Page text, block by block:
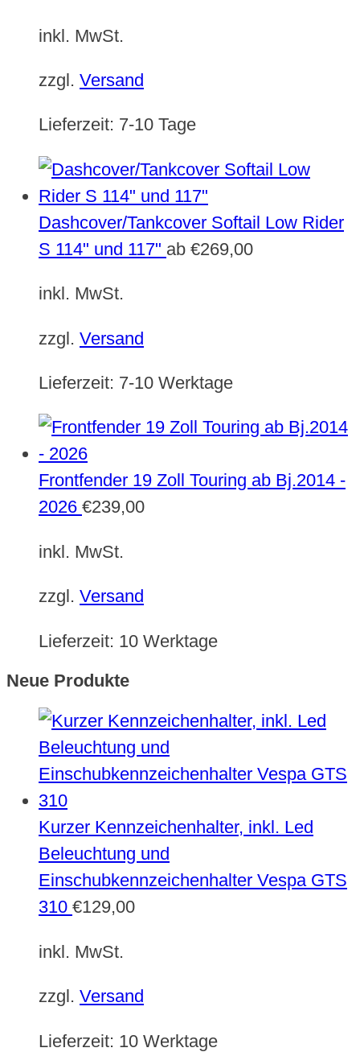
inkl. MwSt.
zzgl. Versand
Lieferzeit: 7-10 Tage
Dashcover/Tankcover Softail Low Rider
S 114" und 117" ab €269,00
inkl. MwSt.
zzgl. Versand
Lieferzeit: 7-10 Werktage
Frontfender 19 Zoll Touring ab Bj.2014 -
2026 €239,00
inkl. MwSt.
zzgl. Versand
Lieferzeit: 10 Werktage
Neue Produkte
Kurzer Kennzeichenhalter, inkl. Led
Beleuchtung und
Einschubkennzeichenhalter Vespa GTS
310 €129,00
inkl. MwSt.
zzgl. Versand
Lieferzeit: 10 Werktage